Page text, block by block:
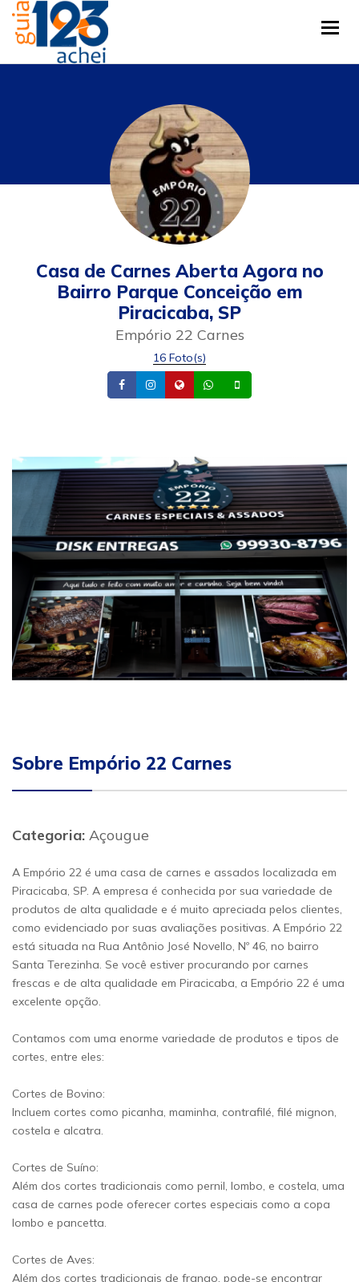
Casa de Carnes Aberta Agora no
Bairro Parque Conceição em
Piracicaba, SP
Empório 22 Carnes
16 Foto(s)
FacebookInstagram
Site Whatsapp
Sobre Empório 22 Carnes
Categoria: Açougue
A Empório 22 é uma casa de carnes e assados localizada em
Piracicaba, SP. A empresa é conhecida por sua variedade de
produtos de alta qualidade e é muito apreciada pelos clientes,
como evidenciado por suas avaliações positivas. A Empório 22
está situada na Rua Antônio José Novello, Nº 46, no bairro
Santa Terezinha. Se você estiver procurando por carnes
frescas e de alta qualidade em Piracicaba, a Empório 22 é uma
excelente opção.
Contamos com uma enorme variedade de produtos e tipos de
cortes, entre eles:
Cortes de Bovino:
Incluem cortes como picanha, maminha, contrafilé, filé mignon,
costela e alcatra.
Cortes de Suíno:
Além dos cortes tradicionais como pernil, lombo, e costela, uma
casa de carnes pode oferecer cortes especiais como a copa
lombo e pancetta.
Cortes de Aves:
Além dos cortes tradicionais de frango, pode-se encontrar